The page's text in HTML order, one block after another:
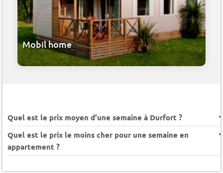
Mobil home
Quel est le prix moyen d’une semaine à Durfort ?
Quel est le prix le moins cher pour une semaine en
appartement ?